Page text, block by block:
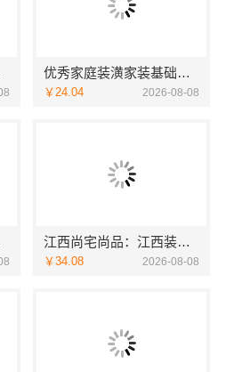
优秀家庭装潢家装基础工程施工案例——浙江乐享新材料有限公司
￥24.04 2026-08-08
江西尚宅尚品：江西装修原木风全包
￥34.08 2026-08-08